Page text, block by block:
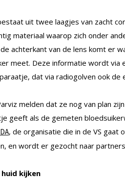
uit twee laagjes van zacht
materiaal waarop zich onder
achterkant van de lens komt er
meet. Deze informatie wordt via
dat via radiogolven ook de
melden dat ze nog van plan
geeft als de gemeten
, de organisatie die in de VS gaat
en wordt er gezocht naar
kijken